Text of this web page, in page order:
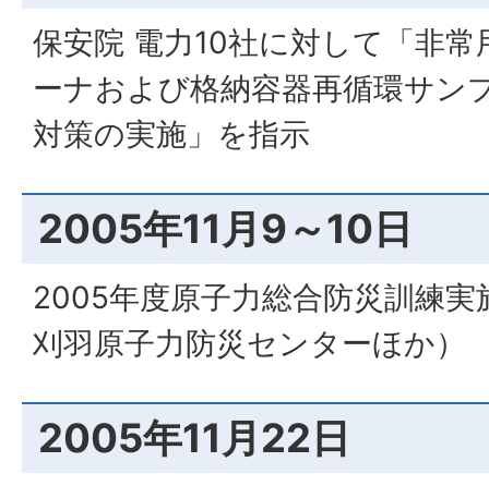
保安院 電力10社に対して「非
ーナおよび格納容器再循環サン
対策の実施」を指示
2005年11月9～10日
2005年度原子力総合防災訓練実
刈羽原子力防災センターほか）
2005年11月22日